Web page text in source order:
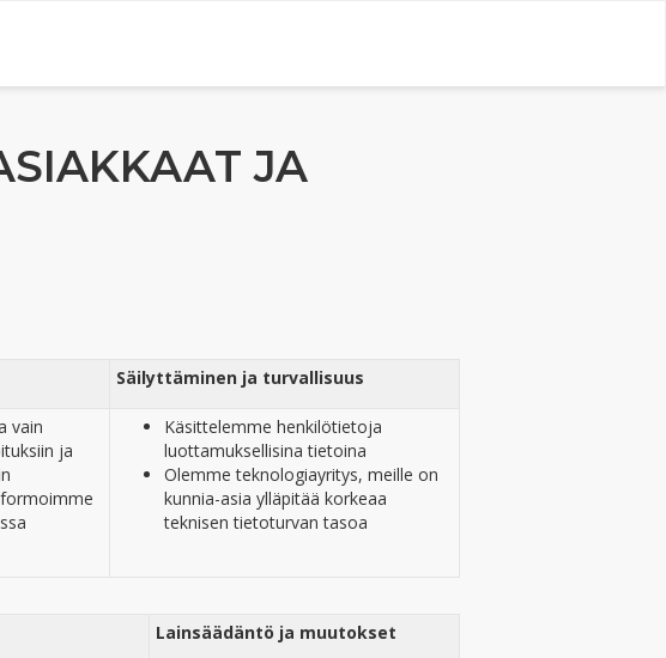
JA
Säilyttäminen ja turvallisuus
vain
ja
Käsittelemme henkilötietoja
luottamuksellisina tietoina
Olemme teknologiayritys, meille on
kunnia-asia ylläpitää korkeaa
teknisen tietoturvan tasoa
Lainsäädäntö ja muutokset